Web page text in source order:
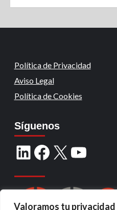
Valoramos tu privacidad
Política de Privacidad
Aviso Legal
Política de Cookies
Síguenos